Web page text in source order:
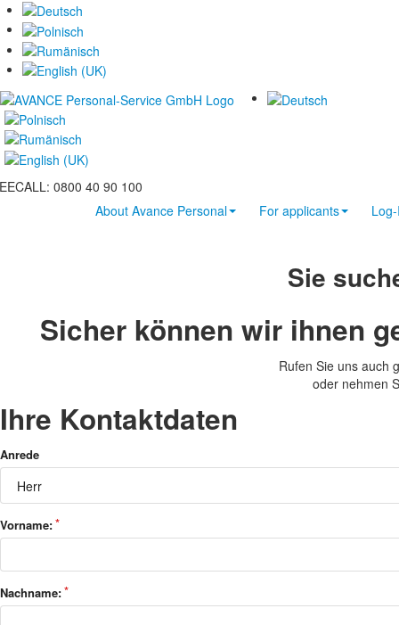
0800 40 90 100
About Avance Personal
For applicants
Sie
Sicher können wir ihnen
Rufen Sie uns auch
oder nehmen
Ihre Kontaktdaten
Anrede
Vorname:
Nachname: